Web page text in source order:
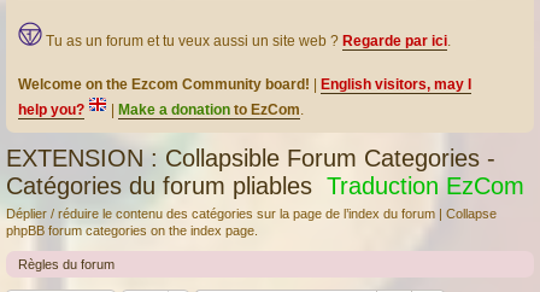
Tu as un forum et tu veux aussi un site web ? Regarde par ici.
Welcome on the Ezcom Community board!
English visitors, may I
help you?
Make a donation to EzCom.
EXTENSION : Collapsible Forum Categories -
Catégories du forum pliables Traduction EzCom
Déplier / réduire le contenu des catégories sur la page de l’index du forum | Collapse
phpBB forum categories on the index page.
Règles du forum